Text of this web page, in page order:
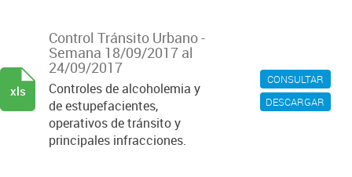
CONSULTAR
DESCARGAR
Control Tránsito Urbano -
Semana 18/09/2017 al
24/09/2017
Controles de alcoholemia y
de estupefacientes,
operativos de tránsito y
principales infracciones.
xls